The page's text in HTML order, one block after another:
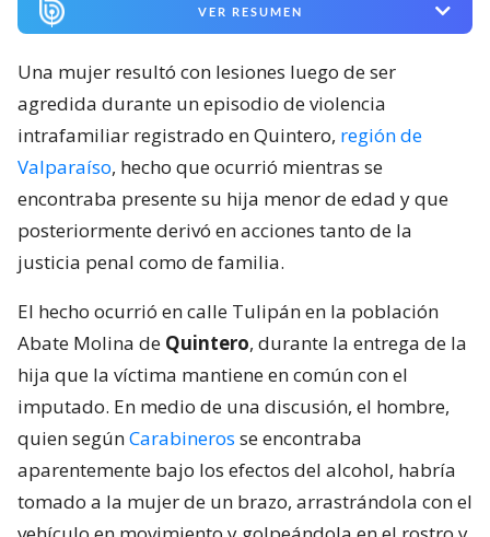
VER RESUMEN
Una mujer resultó con lesiones luego de ser
agredida durante un episodio de violencia
intrafamiliar registrado en Quintero, región de
Valparaíso, hecho que ocurrió mientras se
encontraba presente su hija menor de edad y que
posteriormente derivó en acciones tanto de la
justicia penal como de familia.
El hecho ocurrió en calle Tulipán en la población
Abate Molina de Quintero, durante la entrega de la
hija que la víctima mantiene en común con el
imputado. En medio de una discusión, el hombre,
quien segúnCarabineros se encontraba
aparentemente bajo los efectos del alcohol, habría
tomado a la mujer de un brazo, arrastrándola con el